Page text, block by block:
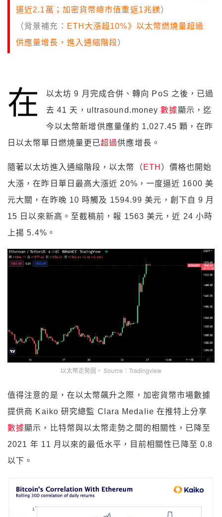
逼近2.1萬；加密貨幣總市值重返1兆鎂）
（背景補充： ETH大漲超10%》以太幣燃燒量超過
供應量增長，進入通縮階段）
在
以太坊 9 月完成合併、轉向 PoS 之後，已過
去 41 天，ultrasound.money數據顯示，迄
今以太幣新增供應量僅約 1,027.45 顆，在昨
日以太幣單日燃燒量更已超過供應增長。
隨著以太坊進入通縮階段，以太幣（ ETH ）價格也開始
大漲，在昨日單日最高大漲近 20%，一度逼近 1600 美
元大關，在昨晚 10 時觸及 1594.99 美元，創下自 9 月
15 日以來新高。至截稿前，報 1563 美元，近 24 小時
上揚 5.4%。
以太幣走勢圖。 Source：Tradingview
值得注意的是，在以太幣飆升之際，加密貨幣市場數據
提供商 Kaiko 研究總監 Clara Medalie 在推特上分享
數據顯示，比特幣與以太幣走勢之間的相關性，已降至
2021 年 11 月以來的最低水平，目前相關性已降至 0.8
以下。